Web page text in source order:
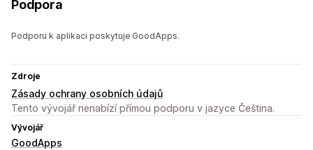
Podpora
Podporu k aplikaci poskytuje GoodApps.
Zdroje
Zásady ochrany osobních údajů
Tento vývojář nenabízí přímou podporu v jazyce Čeština.
Vývojář
GoodApps